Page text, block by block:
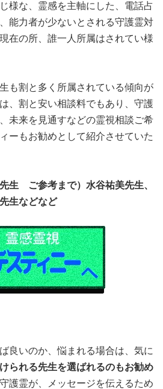
様な、霊感を主軸にした、電話占
能力者が少ないとされる守護霊対
在の所、誰一人所属はされてい様
も割と多く所属されている傾向が
、割と安い相談料でもあり、守護
未来を見通すなどの霊視相談ご希
ーもお勧めとして紹介させていた
生 ご参考まで）水谷祐美先生、
生などなど
良いのか、悩まれる場合は、気に
られる先生を選ばれるのもお勧め
護霊が、メッセージを伝えるため